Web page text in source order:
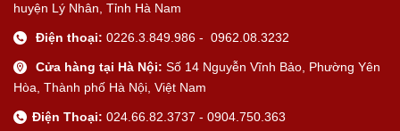
huyện Lý Nhân, Tỉnh Hà Nam
Điện thoại: 0226.3.849.986 - 0962.08.3232
Cửa hàng tại Hà Nội: Số 14 Nguyễn Vĩnh Bảo, Phường Yên
Hòa, Thành phố Hà Nội, Việt Nam
Điện Thoại: 024.66.82.3737 - 0904.750.363